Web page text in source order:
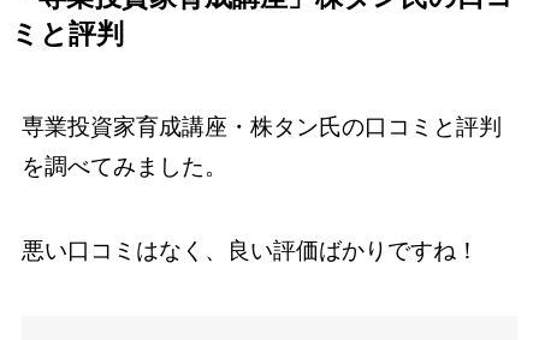
ミと評判
専業投資家育成講座・株タン氏の口コミと評判
を調べてみました。
悪い口コミはなく、良い評価ばかりですね！